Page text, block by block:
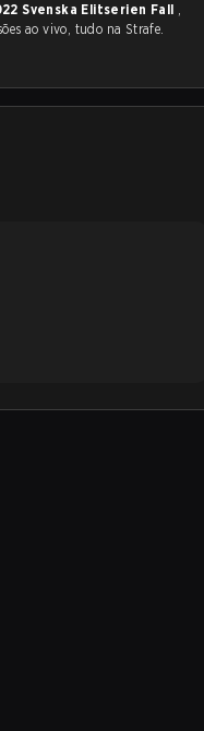
Svenska Elitserien Fall ,
ao vivo, tudo na Strafe.